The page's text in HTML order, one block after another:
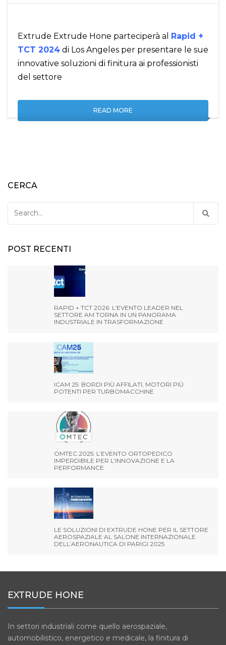
Extrude Extrude Hone parteciperà al Rapid +
TCT 2024 di Los Angeles per presentare le sue
innovative soluzioni di finitura ai professionisti
del settore
READ MORE
CERCA
for:
POST RECENTI
RAPID + TCT 2026: L’EVENTO LEADER NEL
SETTORE AM TORNA IN UN PANORAMA
INDUSTRIALE IN TRASFORMAZIONE
ICAM 25: BORDI PIÙ AFFILATI, MOTORI PIÙ
POTENTI PER TURBOMACCHINE
OMTEC 2025: L’EVENTO ORTOPEDICO
IMPERDIBILE PER L’INNOVAZIONE E LA
PERFORMANCE
LE SOLUZIONI DI EXTRUDE HONE PER IL SETTORE
AEROSPAZIALE AL SALONE INTERNAZIONALE
DELL’AERONAUTICA DI PARIGI 2025
EXTRUDE HONE
In settori industriali come quello aerospaziale,
automobilistico, energetico e medicale, la finitura di